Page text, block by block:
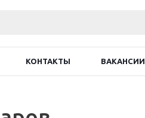
КОНТАКТЫ ВАКАНСИИ